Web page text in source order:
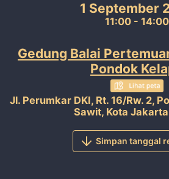
1 September
11:00 - 14:00
Gedung Balai
Pondok
Jl. Perumkar DKI, Rt. 16/Rw. 2,
Sawit, Kota
Simpan tanggal